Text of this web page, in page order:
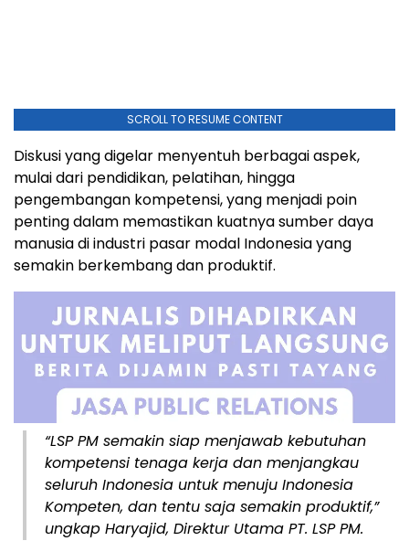
SCROLL TO RESUME CONTENT
Diskusi yang digelar menyentuh berbagai aspek,
mulai dari pendidikan, pelatihan, hingga
pengembangan kompetensi, yang menjadi poin
penting dalam memastikan kuatnya sumber daya
manusia di industri pasar modal Indonesia yang
semakin berkembang dan produktif.
“LSP PM semakin siap menjawab kebutuhan
kompetensi tenaga kerja dan menjangkau
seluruh Indonesia untuk menuju Indonesia
Kompeten, dan tentu saja semakin produktif,”
ungkap Haryajid, Direktur Utama PT. LSP PM.